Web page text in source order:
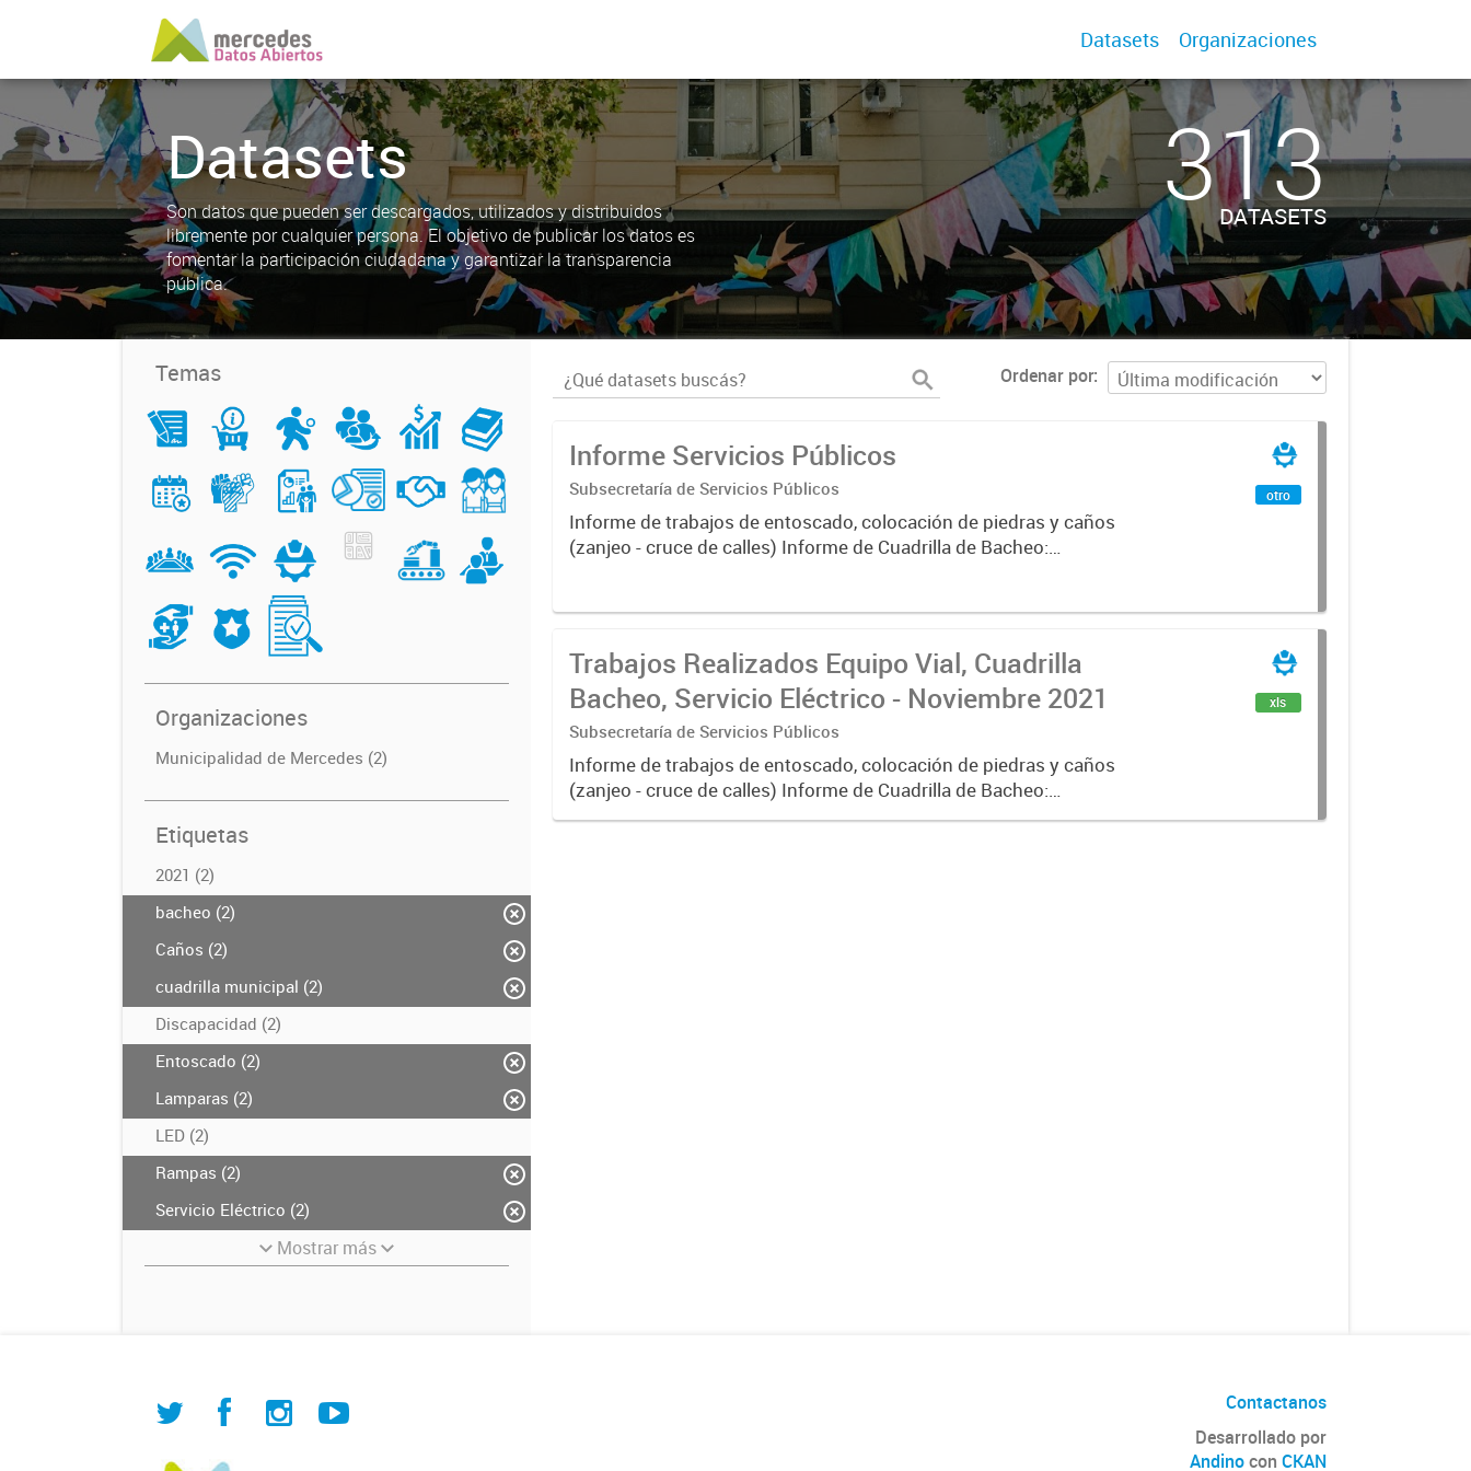
Datasets Organizaciones
Datasets
Son datos que pueden ser descargados, utilizados y distribuidos
libremente por cualquier persona. El objetivo de publicar los datos es
fomentar la participación ciudadana y garantizar la transparencia
pública.
313
DATASETS
Temas
Organizaciones
Municipalidad de Mercedes (2)
Etiquetas
2021 (2)
bacheo (2)
Caños (2)
cuadrilla municipal (2)
Discapacidad (2)
Entoscado (2)
Lamparas (2)
LED (2)
Rampas (2)
Servicio Eléctrico (2)
Mostrar más
Ordenar por
Informe Servicios Públicos
Subsecretaría de Servicios Públicos
Informe de trabajos de entoscado, colocación de piedras y caños
(zanjeo - cruce de calles) Informe de Cuadrilla de Bacheo:
otro
Trabajos Realizados Equipo Vial, Cuadrilla
Bacheo, Servicio Eléctrico - Noviembre 2021
Subsecretaría de Servicios Públicos
Informe de trabajos de entoscado, colocación de piedras y caños
(zanjeo - cruce de calles) Informe de Cuadrilla de Bacheo:
albañilería y construcción, colocación de tapa registro,
xls
Contactanos
Desarrollado por
Andinocon CKAN